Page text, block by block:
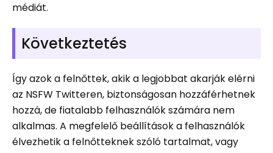
médiát.
Következtetés
Így azok a felnőttek, akik a legjobbat akarják elérni
az NSFW Twitteren, biztonságosan hozzáférhetnek
hozzá, de fiatalabb felhasználók számára nem
alkalmas. A megfelelő beállítások a felhasználók
élvezhetik a felnőtteknek szóló tartalmat, vagy